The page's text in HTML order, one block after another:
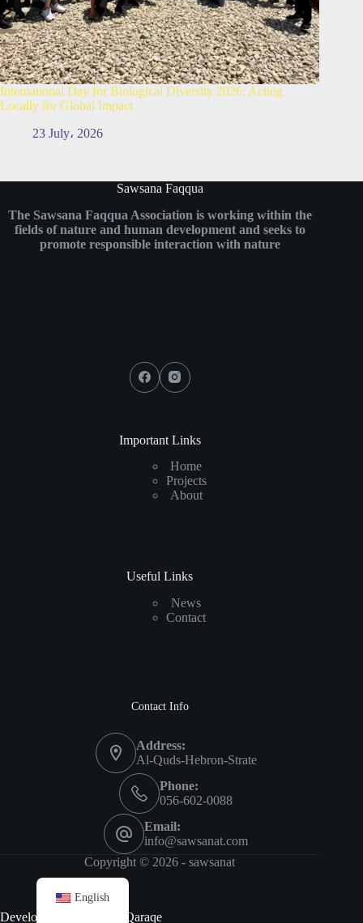
International Day for Biological Diversity 2026: Acting
Locally for Global Impact
23 July، 2026
Sawsana Faqqua
The Sawsana Faqqua Association is working within the
fields of nature and human development and seeks to
promote responsible interaction with nature
Important Links
Home
Projects
About
Useful Links
News
Contact
Contact Info
Address:
Al-Quds-Hebron-Strate
Phone:
056-602-0088
Email:
info@sawsanat.com
Copyright © 2026 -sawsanat
Developed by Abdallah Qaraqe
English